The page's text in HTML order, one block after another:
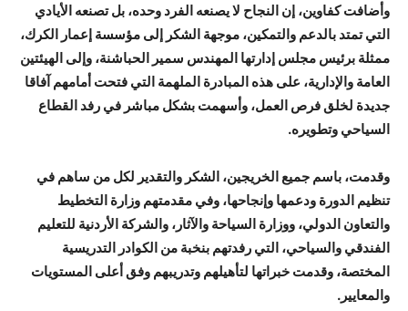
وأضافت كفاوين، إن النجاح لا يصنعه الفرد وحده، بل تصنعه الأيادي
التي تمتد بالدعم والتمكين، موجهة الشكر إلى مؤسسة إعمار الكرك،
ممثلة برئيس مجلس إدارتها المهندس سمير الحباشنة، وإلى الهيئتين
العامة والإدارية، على هذه المبادرة الملهمة التي فتحت أمامهم آفاقا
جديدة لخلق فرص العمل، وأسهمت بشكل مباشر في رفد القطاع
السياحي وتطويره.
وقدمت، باسم جميع الخريجين، الشكر والتقدير لكل من ساهم في
تنظيم الدورة ودعمها وإنجاحها، وفي مقدمتهم وزارة التخطيط
والتعاون الدولي، ووزارة السياحة والآثار، والشركة الأردنية للتعليم
الفندقي والسياحي، التي رفدتهم بنخبة من الكوادر التدريسية
المختصة، وقدمت خبراتها لتأهيلهم وتدريبهم وفق أعلى المستويات
والمعايير.